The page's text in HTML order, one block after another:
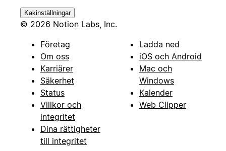
Kakinställningar
© 2026 Notion Labs, Inc.
Företag
Om oss
Karriärer
Säkerhet
Status
Villkor och
integritet
Dina rättigheter
till integritet
Ladda ned
iOS och Android
Mac och
Windows
Kalender
Web Clipper